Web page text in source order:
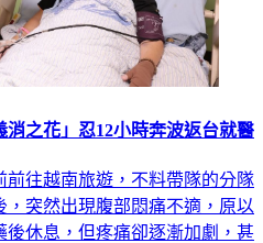
之花」忍12小時奔波返台就醫
前往越南旅遊，不料帶隊的分隊
突然出現腹部悶痛不適，原以
休息，但疼痛卻逐漸加劇，甚